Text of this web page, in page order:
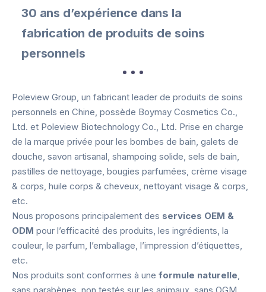
30 ans d’expérience dans la
fabrication de produits de soins
personnels
Poleview Group, un fabricant leader de produits de soins
personnels en Chine, possède Boymay Cosmetics Co.,
Ltd. et Poleview Biotechnology Co., Ltd. Prise en charge
de la marque privée pour les bombes de bain, galets de
douche, savon artisanal, shampoing solide, sels de bain,
pastilles de nettoyage, bougies parfumées, crème visage
& corps, huile corps & cheveux, nettoyant visage & corps,
etc.
Nous proposons principalement des services OEM &
ODM pour l’efficacité des produits, les ingrédients, la
couleur, le parfum, l’emballage, l’impression d’étiquettes,
etc.
Nos produits sont conformes à une formule naturelle,